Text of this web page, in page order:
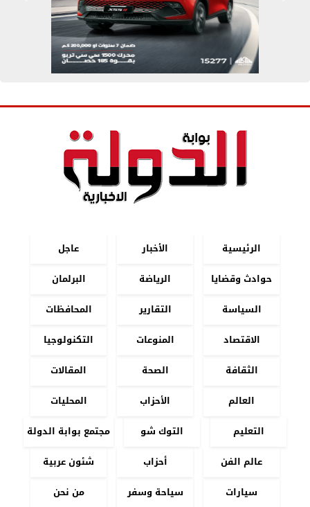
الرئيسية الأخبار
عاجل
حوادث وقضايا
الرياضة
البرلمان
السياسة
التقارير
المحافظات
الاقتصاد
المنوعات
التكنولوجيا
الثقافة
الصحة
المقالات
العالم
الأحزاب
المحليات
التعليم
التوك شو
مجتمع بوابة الدولة
عالم الفن
أحزاب
شئون عربية
سيارات
سياحة وسفر من نحن